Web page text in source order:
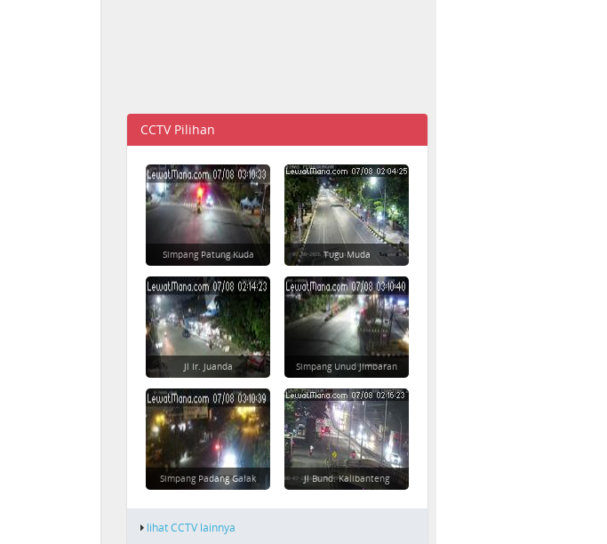
CCTV Pilihan
Simpang Patung Kuda Tugu Muda
Jl Ir. Juanda Simpang Unud Jimbaran
Simpang Padang Galak Jl Bund. Kalibanteng
lihat CCTV lainnya